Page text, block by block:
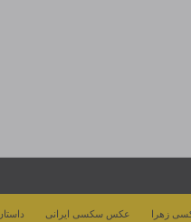
عکس سکسی ایرانی زهرا